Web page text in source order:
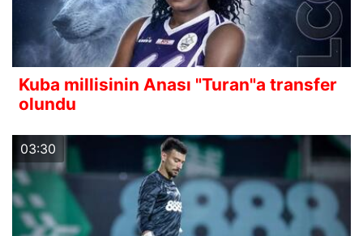
Kuba millisinin Anası "Turan"a transfer
olundu
03:30